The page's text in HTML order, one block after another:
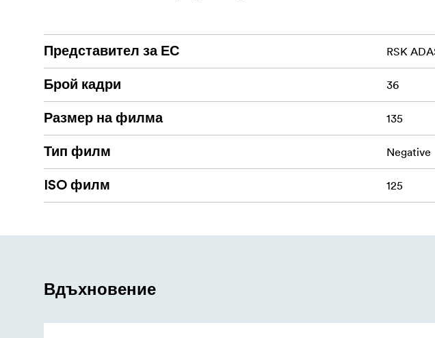
Стандартна обработка C41
Представител за ЕС RSK
Брой кадри 36
Размер на филма 135
Тип филм Negative
ISO филм 125
Вдъхновение